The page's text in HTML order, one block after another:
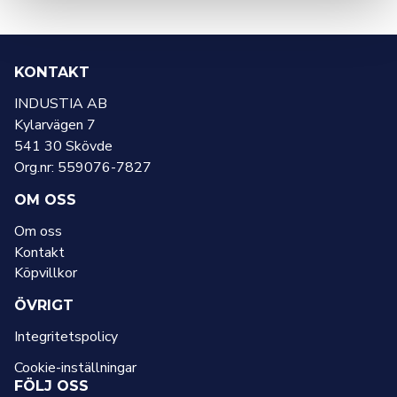
KONTAKT
INDUSTIA AB
Kylarvägen 7
541 30 Skövde
Org.nr: 559076-7827
OM OSS
Om oss
Kontakt
Köpvillkor
ÖVRIGT
Integritetspolicy
Cookie-inställningar
FÖLJ OSS